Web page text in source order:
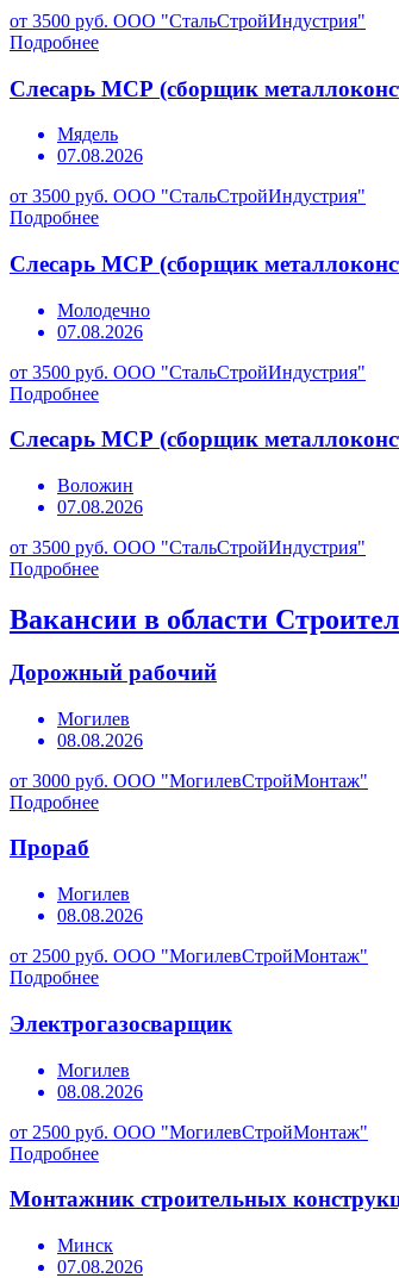
от 3500 руб. ООО "СтальСтройИндустрия"
Подробнее
Слесарь МСР (сборщик
Мядель
07.08.2026
от 3500 руб. ООО "СтальСтройИндустрия"
Подробнее
Слесарь МСР (сборщик
Молодечно
07.08.2026
от 3500 руб. ООО "СтальСтройИндустрия"
Подробнее
Слесарь МСР (сборщик
Воложин
07.08.2026
от 3500 руб. ООО "СтальСтройИндустрия"
Подробнее
Вакансии в области
Дорожный рабочий
Могилев
08.08.2026
от 3000 руб. ООО "МогилевСтройМонтаж"
Подробнее
Прораб
Могилев
08.08.2026
от 2500 руб. ООО "МогилевСтройМонтаж"
Подробнее
Электрогазосварщик
Могилев
08.08.2026
от 2500 руб. ООО "МогилевСтройМонтаж"
Подробнее
Монтажник строительных
Минск
07.08.2026